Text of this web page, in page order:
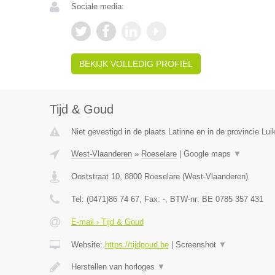
Sociale media:
BEKIJK VOLLEDIG PROFIEL
Tijd & Goud
Niet gevestigd in de plaats Latinne en in de provincie
West-Vlaanderen» Roeselare| Google maps ▼
Ooststraat 10, 8800 Roeselare(West-Vlaanderen)
Tel: (0471)86 74 67, Fax: -, BTW-nr: BE 0785 357 431
E-mail › Tijd & Goud
Website: https://tijdgoud.be| Screenshot ▼
Herstellen van horloges ▼